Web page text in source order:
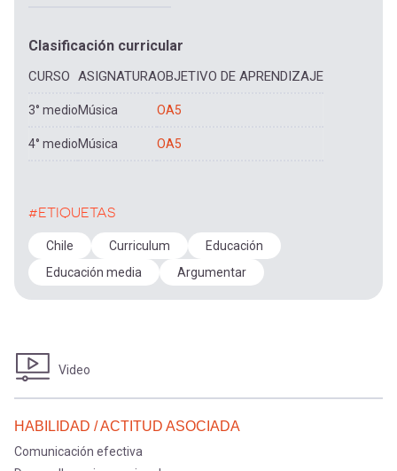
Clasificación curricular
CURSO ASIGNATURAOBJETIVO DE APRENDIZAJE
3° medioMúsica OA5
4° medioMúsica OA5
#ETIQUETAS
Chile Curriculum
Educación
Educación media
Argumentar
Video
HABILIDAD / ACTITUD ASOCIADA
Comunicación efectiva